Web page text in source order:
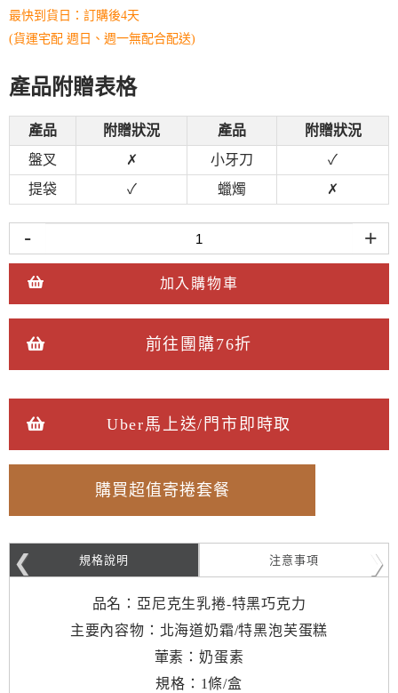
最快到貨日： 訂購後4天
(貨運宅配 週日、週一無配合配送)
產品附贈表格
產品 附贈狀況 產品
附贈狀況
盤叉
✗ 小牙刀
✓
提袋
✓ 蠟燭 ✗
- +
加入購物車
前往團購76折
Uber馬上送/門市即時取
購買超值寄捲套餐
規格說明 注意事項
品名：亞尼克生乳捲-特黑巧克力
主要內容物：北海道奶霜/特黑泡芙蛋糕
葷素：奶蛋素
規格：1條/盒